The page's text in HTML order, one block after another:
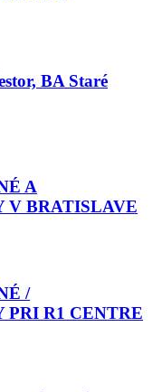
BA Staré
A
V BRATISLAVE
/
PRI R1 CENTRE